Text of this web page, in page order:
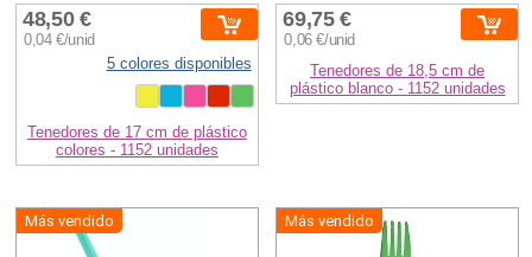
48,50 €
0,04 €/unid
5 colores disponibles
Tenedores de 17 cm de plástico
colores - 1152 unidades
69,75 €
0,06 €/unid
Tenedores de 18,5 cm de
plástico blanco - 1152 unidades
Más vendido Más vendido